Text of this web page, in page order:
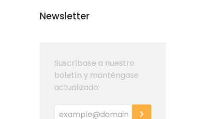
Newsletter
Suscríbase a nuestro
boletín y manténgase
actualizado: